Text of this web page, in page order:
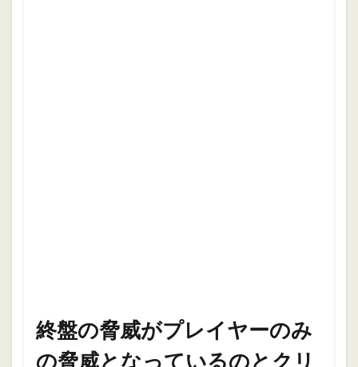
終盤の脅威がプレイヤーのみ
の脅威となっているのとクリ